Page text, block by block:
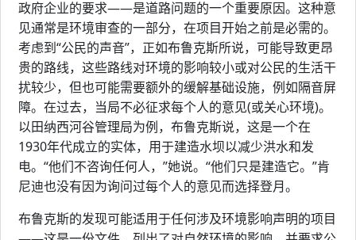
政府企业的要求——是道路问题的一个重要原因。这种意
见通常是环境审查的一部分，在项目开始之前是必需的。
考虑到“公民的声音”，正如布鲁克斯所说，可能导致更昂
贵的路线，这些路线对环境的影响较小或对公民的生活干
扰较少，但也可能需要额外的缓解基础设施，例如隔音屏
障。在过去，当局不必征求每个人的意见(或关心环境)。
以田纳西河谷管理局为例，布鲁克斯说，这是一个在
1930年代成立的实体，用于建造水坝以减少洪水和发
电。“他们不咨询任何人，”她说。“他们只是建造它。”肯
尼迪也没有因为询问过每个人的意见而选择登月。
布鲁克斯的发现可能适用于任何涉及环境影响声明的项目